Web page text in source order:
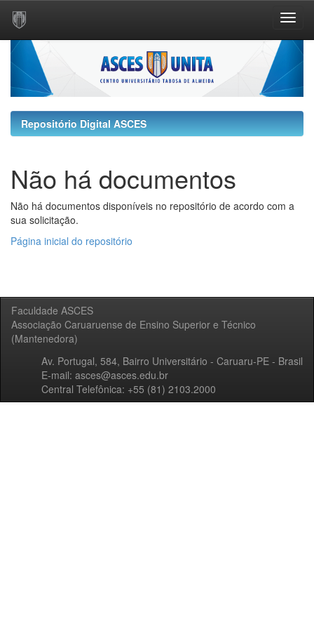
Skip
navigation
Repositório Digital ASCES
Não há documentos
Não há documentos disponíveis no repositório de acordo com a
sua solicitação.
Página inicial do repositório
Faculdade ASCES
Associação Caruaruense de Ensino Superior e Técnico
(Mantenedora)
Av. Portugal, 584, Bairro Universitário - Caruaru-PE - Brasil
E-mail: asces@asces.edu.br
Central Telefônica: +55 (81) 2103.2000